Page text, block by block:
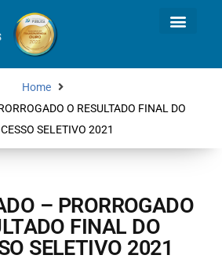
Home
O RESULTADO FINAL DO
SELETIVO 2021
– PRORROGADO
FINAL DO
SELETIVO 2021